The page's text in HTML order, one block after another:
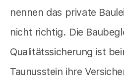
nennen das private
nicht richtig. Die
Qualitätssicherung ist
Taunusstein ihre